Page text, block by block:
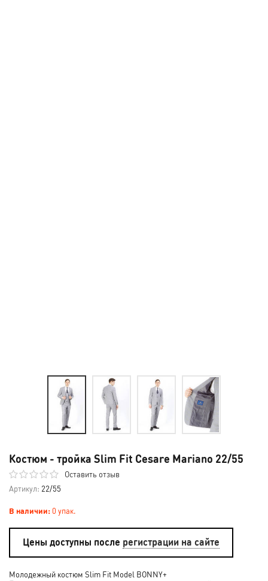
Костюм - тройка Slim Fit Cesare Mariano 22/55
Оставить отзыв
Артикул: 22/55
В наличии:0 упак.
Цены доступны после регистрации на сайте
Молодежный костюм Slim Fit Model BONNY+